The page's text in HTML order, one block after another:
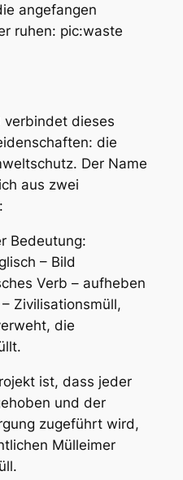
angefangen
ruhen: pic:waste
dieses
die
Der Name
aus zwei
Bedeutung:
– Bild
Verb – aufheben
– Zivilisationsmüll,
die
ist, dass jeder
und der
zugeführt wird,
Mülleimer